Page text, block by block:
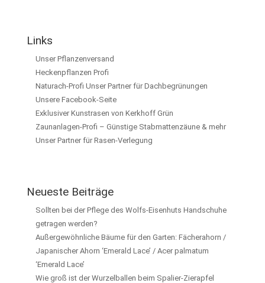
Links
Unser Pflanzenversand
Heckenpflanzen Profi
Naturach-Profi Unser Partner für Dachbegrünungen
Unsere Facebook-Seite
Exklusiver Kunstrasen von Kerkhoff Grün
Zaunanlagen-Profi – Günstige Stabmattenzäune & mehr
Unser Partner für Rasen-Verlegung
Neueste Beiträge
Sollten bei der Pflege des Wolfs-Eisenhuts Handschuhe
getragen werden?
Außergewöhnliche Bäume für den Garten: Fächerahorn /
Japanischer Ahorn ‘Emerald Lace’ / Acer palmatum
‘Emerald Lace’
Wie groß ist der Wurzelballen beim Spalier-Zierapfel